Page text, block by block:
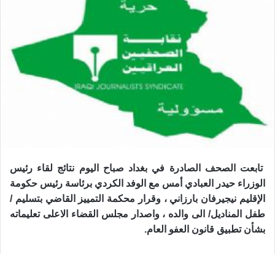
تابعت الصحف الصادرة في بغداد صباح اليوم نتائج لقاء رئيس
الوزراء حيدر العبادي أمس مع الوفد الكردي برئاسة رئيس حكومة
الإقليم نيجيرفان بارزاني ، وقرار محكمة التمييز القاضي بتسليم /
طفل المناديل/ الى والده ، واصدار مجلس القضاء الاعلى تعليماته
بشأن تطبيق قانون العفو العام.